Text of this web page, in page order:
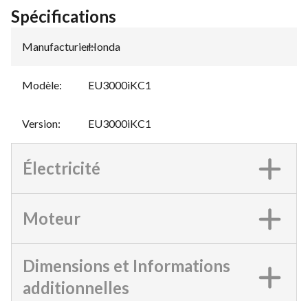
Spécifications
Manufacturier:
Honda
Modèle: EU3000iKC1
Version: EU3000iKC1
Électricité
Moteur
Dimensions et Informations
additionnelles